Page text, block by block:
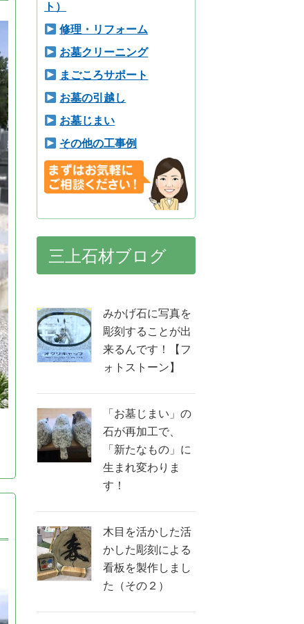
ト）
修理・リフォーム
お墓クリーニング
まごころサポート
お墓の引越し
お墓じまい
その他の工事例
三上石材ブログ
みかげ石に写真を
彫刻することが出
来るんです！【フ
ォトストーン】
「お墓じまい」の
石が再加工で、
「新たなもの」に
生まれ変わりま
す！
木目を活かした活
かした彫刻による
看板を製作しまし
た（その２）